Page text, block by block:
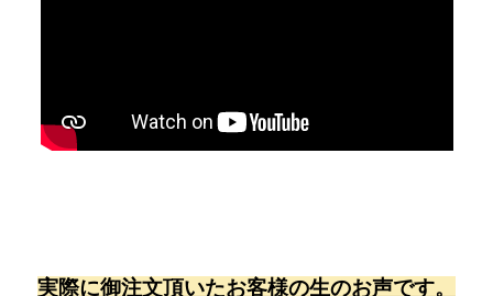
実際に御注文頂いたお客様の生のお声です。